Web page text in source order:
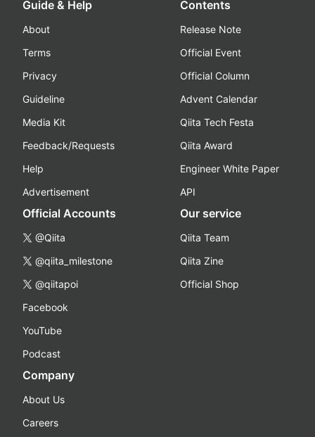
Guide & Help
About
Terms
Privacy
Guideline
Media Kit
Feedback/Requests
Help
Advertisement
Contents
Release Note
Official Event
Official Column
Advent Calendar
Qiita Tech Festa
Qiita Award
Engineer White Paper
API
Official Accounts
@Qiita
@qiita_milestone
@qiitapoi
Facebook
YouTube
Podcast
Our service
Qiita Team
Qiita Zine
Official Shop
Company
About Us
Careers